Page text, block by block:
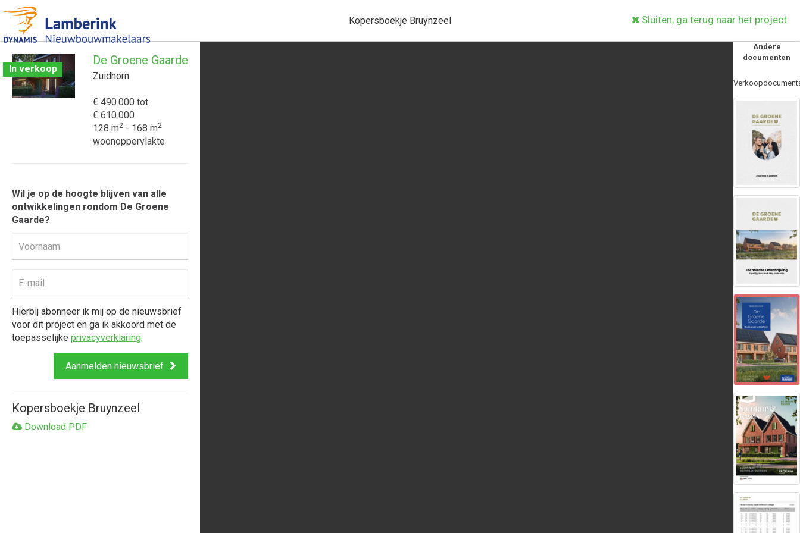
Kopersboekje Bruynzeel Sluiten, ga terug naar het project
In verkoop
De Groene Gaarde
Zuidhorn
€ 490.000 tot
€ 610.000
128 m2- 168 m2
woonoppervlakte
Wil je op de hoogte blijven van alle
ontwikkelingen rondom De Groene
Gaarde?
Hierbij abonneer ik mij op de nieuwsbrief
voor dit project en ga ik akkoord met de
toepasselijke privacyverklaring.
Aanmelden nieuwsbrief
Kopersboekje Bruynzeel
Download PDF
Andere
documenten